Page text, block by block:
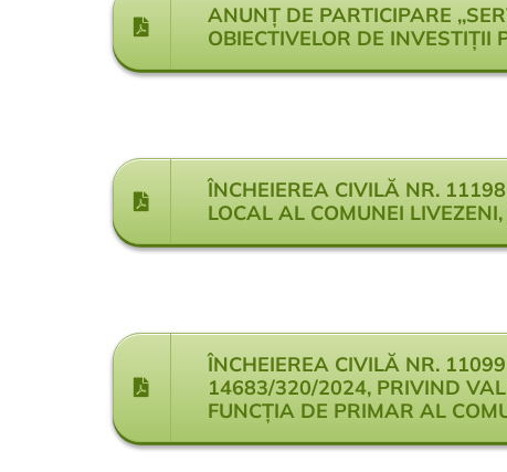
ANUNȚ DE PARTICIPARE
OBIECTIVELOR DE INVESTIȚII
ÎNCHEIEREA CIVILĂ NR.
LOCAL AL COMUNEI
ÎNCHEIEREA CIVILĂ NR.
14683/320/2024, PRIVIND
FUNCȚIA DE PRIMAR AL